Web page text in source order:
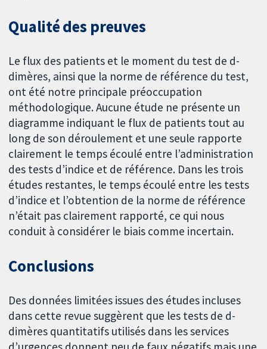
Qualité des preuves
Le flux des patients et le moment du test de d-
dimères, ainsi que la norme de référence du test,
ont été notre principale préoccupation
méthodologique. Aucune étude ne présente un
diagramme indiquant le flux de patients tout au
long de son déroulement et une seule rapporte
clairement le temps écoulé entre l’administration
des tests d’indice et de référence. Dans les trois
études restantes, le temps écoulé entre les tests
d’indice et l’obtention de la norme de référence
n’était pas clairement rapporté, ce qui nous
conduit à considérer le biais comme incertain.
Conclusions
Des données limitées issues des études incluses
dans cette revue suggèrent que les tests de d-
dimères quantitatifs utilisés dans les services